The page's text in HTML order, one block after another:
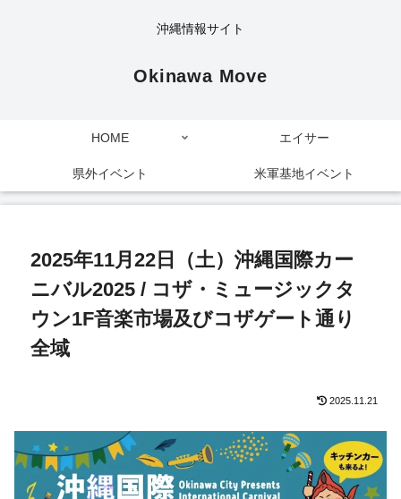
沖縄情報サイト
Okinawa Move
HOME エイサー
県外イベント 米軍基地イベント
2025年11月22日（土）沖縄国際カー
ニバル2025 / コザ・ミュージックタ
ウン1F音楽市場及びコザゲート通り
全域
2025.11.21